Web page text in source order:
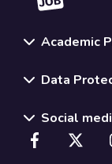
Academic
Data
Social